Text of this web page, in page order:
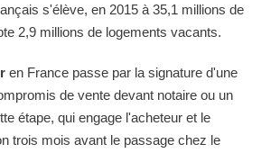
s'élève, en 2015 à 35,1 millions de
2,9 millions de logements vacants.
en France passe par la signature d'une
de vente devant notaire ou un
étape, qui engage l'acheteur et le
trois mois avant le passage chez le